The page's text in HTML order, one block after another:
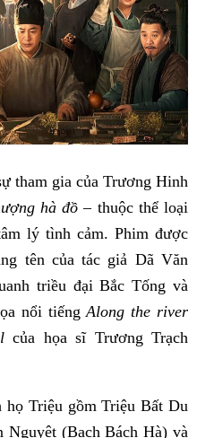
tham gia của Trương Hinh
hà đồ – thuộc thể loại
lý tình cảm. Phim được
tên của tác giả Dã Văn
triều đại Bắc Tống và
nổi tiếngAlong the river
của họa sĩ Trương Trạch
Triệu gồm Triệu Bất Du
(Bạch Bách Hà) và